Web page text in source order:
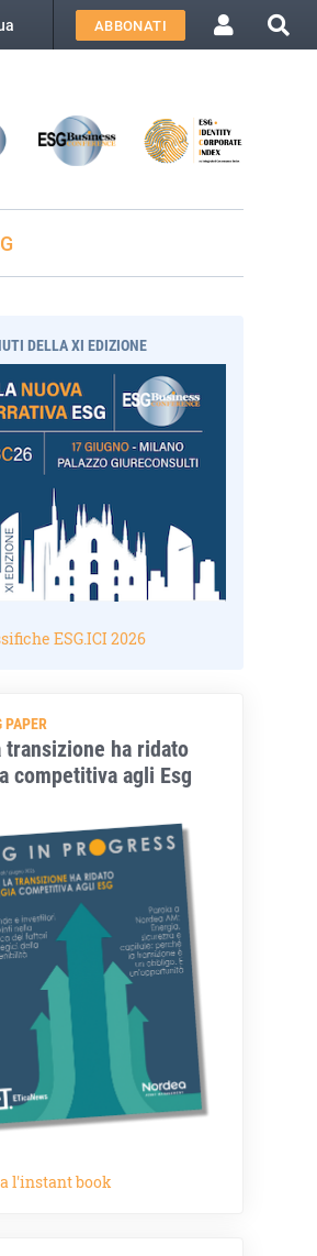
ABBONATI
DELLA XI EDIZIONE
ESG.ICI 2026
PAPER
transizione ha ridato
competitiva agli Esg
l'instant book